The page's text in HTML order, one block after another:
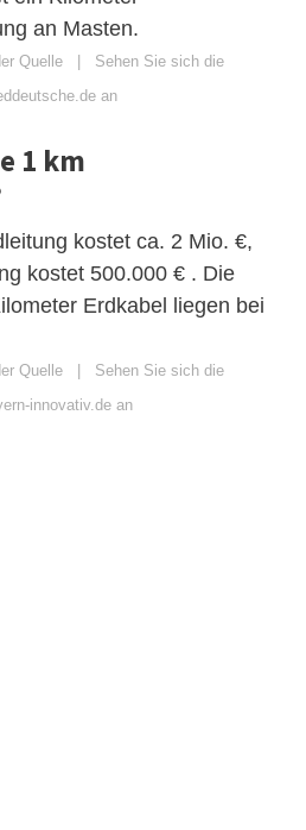
an Masten.
Quelle
Sehen Sie sich die
an
1 km
kostet ca. 2 Mio. €,
kostet 500.000 € . Die
Erdkabel liegen bei
Quelle
Sehen Sie sich die
innovativ.de an